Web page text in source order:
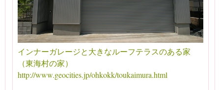
インナーガレージと大きなルーフテラスのある家
（東海村の家）
http://www.geocities.jp/ohkokk/toukaimura.html